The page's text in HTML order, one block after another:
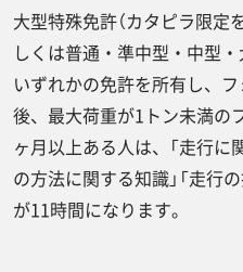
大型特殊免許（カタピラ限定
しくは普通・準中型・中型・
いずれかの免許を所有し、
後、最大荷重が1トン未満の
ヶ月以上ある人は、「走行
の方法に関する知識」「走行
が11時間になります。